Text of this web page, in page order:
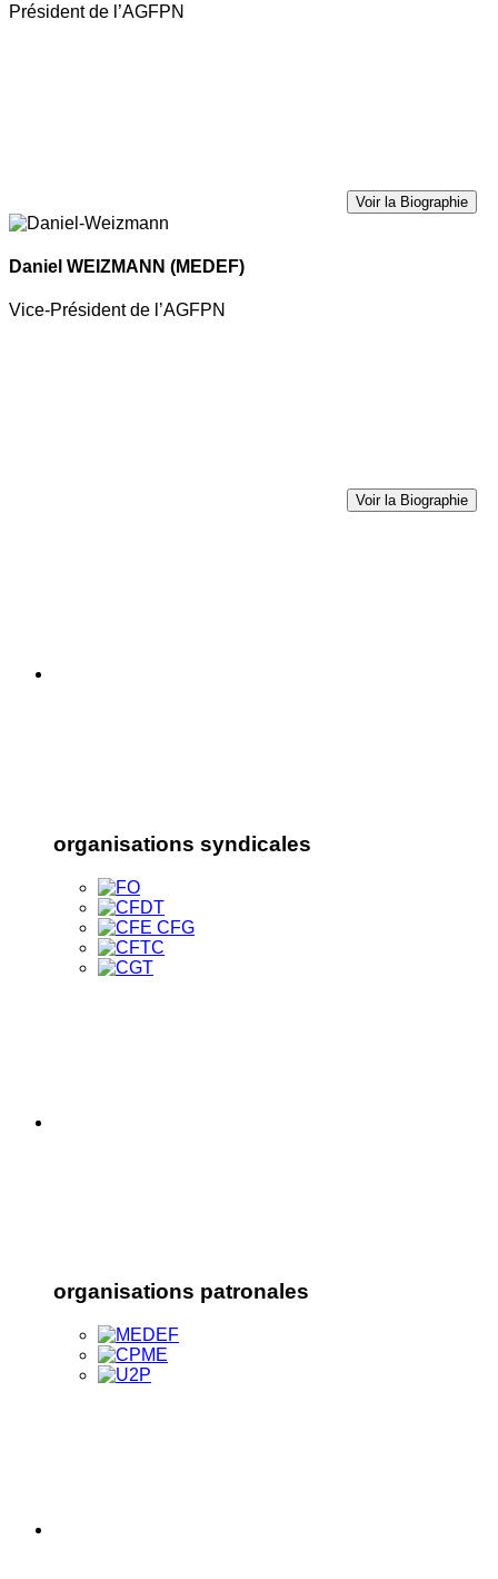
Président de l’AGFPN
Voir la Biographie
Daniel WEIZMANN (MEDEF)
Vice-Président de l’AGFPN
Voir la Biographie
organisations syndicales
organisations patronales